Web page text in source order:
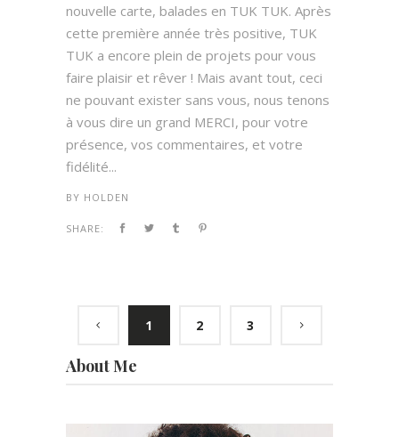
nouvelle carte, balades en TUK TUK. Après
cette première année très positive, TUK
TUK a encore plein de projets pour vous
faire plaisir et rêver ! Mais avant tout, ceci
ne pouvant exister sans vous, nous tenons
à vous dire un grand MERCI, pour votre
présence, vos commentaires, et votre
fidélité...
BY HOLDEN
SHARE:
1 2 3
About Me